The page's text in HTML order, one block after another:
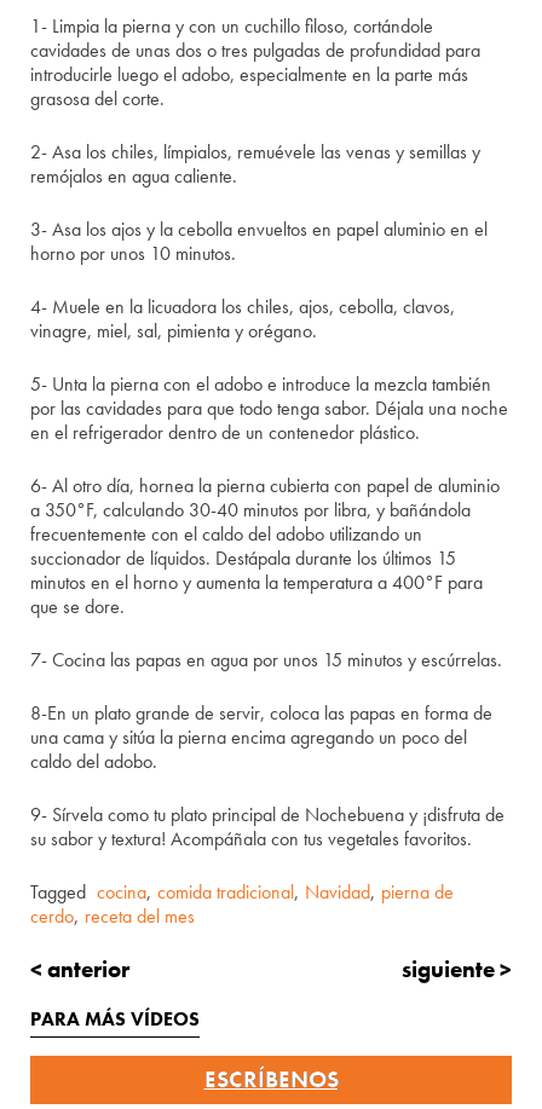
1- Limpia la pierna y con un cuchillo filoso, cortándole
cavidades de unas dos o tres pulgadas de profundidad para
introducirle luego el adobo, especialmente en la parte más
grasosa del corte.
2- Asa los chiles, límpialos, remuévele las venas y semillas y
remójalos en agua caliente.
3- Asa los ajos y la cebolla envueltos en papel aluminio en el
horno por unos 10 minutos.
4- Muele en la licuadora los chiles, ajos, cebolla, clavos,
vinagre, miel, sal, pimienta y orégano.
5- Unta la pierna con el adobo e introduce la mezcla también
por las cavidades para que todo tenga sabor. Déjala una noche
en el refrigerador dentro de un contenedor plástico.
6- Al otro día, hornea la pierna cubierta con papel de aluminio
a 350°F, calculando 30-40 minutos por libra, y bañándola
frecuentemente con el caldo del adobo utilizando un
succionador de líquidos. Destápala durante los últimos 15
minutos en el horno y aumenta la temperatura a 400°F para
que se dore.
7- Cocina las papas en agua por unos 15 minutos y escúrrelas.
8-En un plato grande de servir, coloca las papas en forma de
una cama y sitúa la pierna encima agregando un poco del
caldo del adobo.
9- Sírvela como tu plato principal de Nochebuena y ¡disfruta de
su sabor y textura! Acompáñala con tus vegetales favoritos.
Tagged cocina, comida tradicional, Navidad, pierna de
cerdo, receta del mes
< anterior siguiente >
PARA MÁS VÍDEOS
ESCRÍBENOS